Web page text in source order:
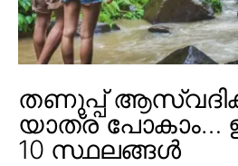
തണുപ്പ്
യാത്ര പോകാം…
10 സ്ഥലങ്ങൾ